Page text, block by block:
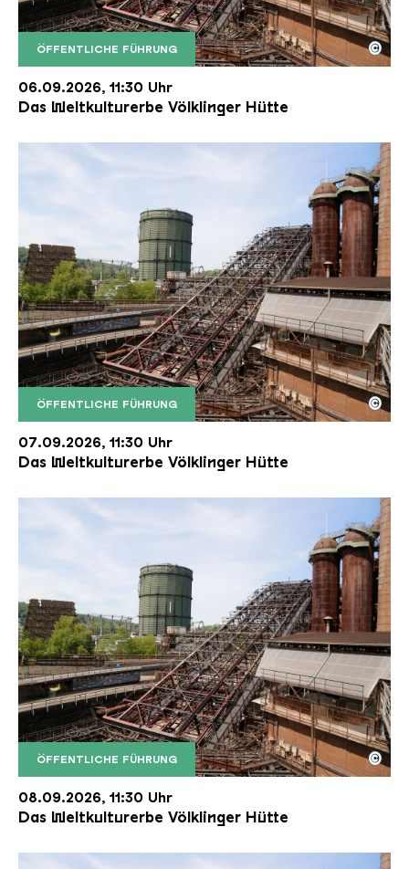
ÖFFENTLICHE FÜHRUNG
Der Erzschrägaufzug der Völklinger Hütte mit
Copyright: Weltkulturerbe Völklinger Hütte | Karl
©
06.09.2026, 11:30 Uhr
Das Weltkulturerbe Völklinger Hütte
ÖFFENTLICHE FÜHRUNG
Der Erzschrägaufzug der Völklinger Hütte mit
Copyright: Weltkulturerbe Völklinger Hütte | Karl
©
07.09.2026, 11:30 Uhr
Das Weltkulturerbe Völklinger Hütte
ÖFFENTLICHE FÜHRUNG
Der Erzschrägaufzug der Völklinger Hütte mit
Copyright: Weltkulturerbe Völklinger Hütte | Karl
©
08.09.2026, 11:30 Uhr
Das Weltkulturerbe Völklinger Hütte